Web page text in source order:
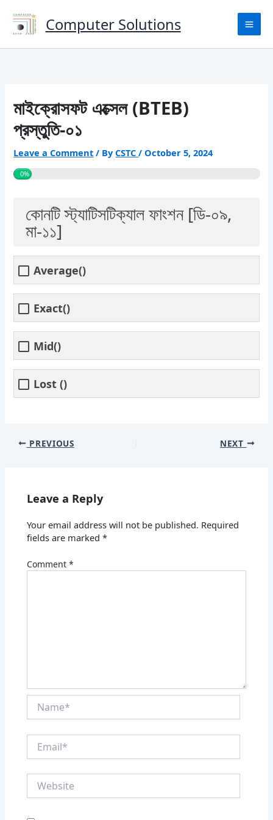
content
Computer Solutions
মাইক্রোসফট এক্সেল (BTEB)
প্রস্তুতি-০১
Leave a Comment / ByCSTC/October 5, 2024
0%
কোনটি স্ট্যাটিসটিক্যাল ফাংশন [ডি-০৯,
মা-১১]
Average()
Exact()
Mid()
Lost ()
PREVIOUS NEXT
Leave a Reply
Your email address will not be published. Required
fields are marked*
Comment*